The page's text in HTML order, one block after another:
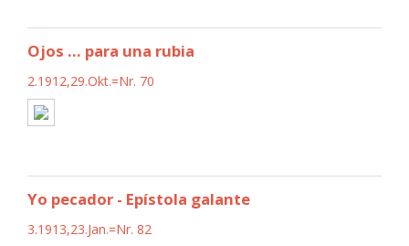
Ojos ... para una rubia
2.1912,29.Okt.=Nr. 70
Yo pecador - Epístola galante
3.1913,23.Jan.=Nr. 82